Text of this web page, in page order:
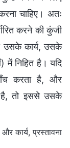
चाहिए। अतः
करने की कुंजी
उसके कार्य, उसके
निहित है। यदि
करता है, और
है, तो इससे उसके
कार्य, प्रस्तावना